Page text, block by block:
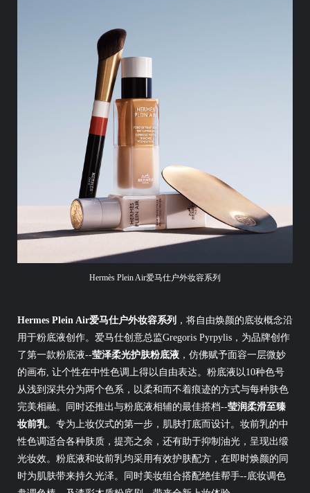
Hermès Plein Air爱马仕户外妆容系列
Hermes Plein Air爱马仕户外妆容系列 ，将自由焕颜的底妆概念沿
用于粉底液创作。爱马仕创意总监Gregoris Pyrpylis，为品牌创作
了第一款粉底液--莹泽柔光护肤粉底液 ，仿佛赋予面容一层微妙
的画布, 让个性在中性色调上得以自由表达。粉底液以10种色号
从浅到深共分为两个色系，以柔和而不着痕迹的方式与每种肤色
完美相融。同时还推出与粉底液相辅的最佳搭档--莹润柔滑至臻
妆前乳。专为上妆仪式的第一步，肌肤打底而设计。妆前乳的中
性色调适合各种肤质，提亮之余，还有助于抑制油光，呈现出缎
光妆效。粉底液和妆前乳均采用有效护肤配方，在即时焕颜的同
时为肌肤带来持久光泽。同时美妆组合搭配绝佳帮手--底妆调色